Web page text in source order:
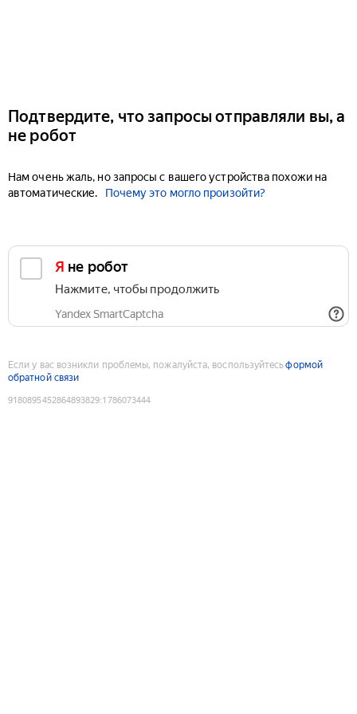
Подтвердите, что запросы отправляли вы, а
не робот
Нам очень жаль, но запросы с вашего устройства похожи на
автоматические.
Почему это могло произойти?
Я не робот
Нажмите, чтобы продолжить
Yandex SmartCaptcha
Если у вас возникли проблемы, пожалуйста, воспользуйтесьформой
обратной связи
9180895452864893829:1786073444